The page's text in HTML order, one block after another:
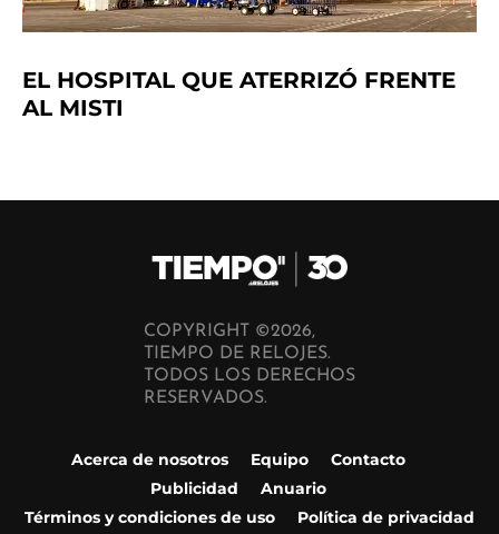
EL HOSPITAL QUE ATERRIZÓ FRENTE
AL MISTI
COPYRIGHT ©2026,
TIEMPO DE RELOJES.
TODOS LOS DERECHOS
RESERVADOS.
Acerca de nosotros Equipo
Contacto
Publicidad
Anuario
Términos y condiciones de uso
Política de privacidad